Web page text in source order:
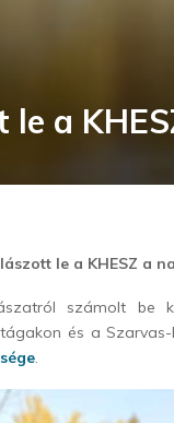
a
le a KHESZ a
számolt be
és a
.